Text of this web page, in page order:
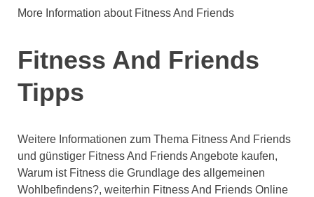
More Information about Fitness And Friends
Fitness And Friends
Tipps
Weitere Informationen zum Thema Fitness And Friends
und günstiger Fitness And Friends Angebote kaufen,
Warum ist Fitness die Grundlage des allgemeinen
Wohlbefindens?, weiterhin Fitness And Friends Online